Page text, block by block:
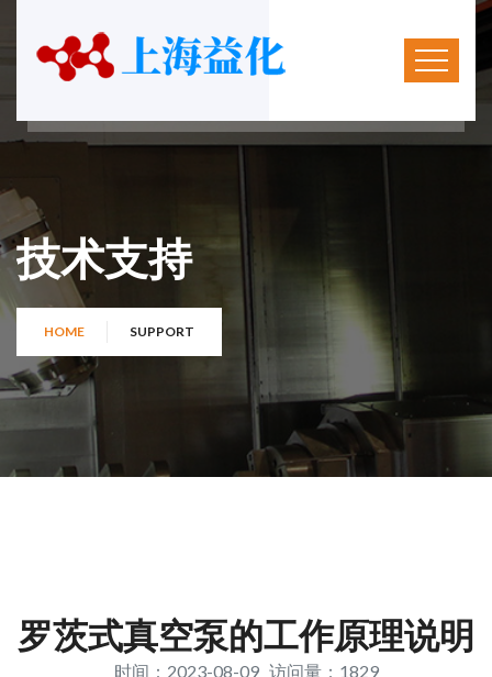
技术支持
HOME SUPPORT
罗茨式真空泵的工作原理说明
时间：2023-08-09 访问量：1829